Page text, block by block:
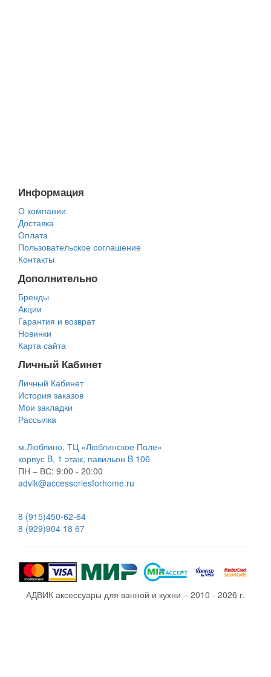
Информация
О компании
Доставка
Оплата
Пользовательское соглашение
Контакты
Дополнительно
Бренды
Акции
Гарантия и возврат
Новинки
Карта сайта
Личный Кабинет
Личный Кабинет
История заказов
Мои закладки
Рассылка
м.Люблино, ТЦ «Люблинское Поле»
корпус B, 1 этаж, павильон B 106
ПН – ВС: 9:00 - 20:00
advik@accessoriesforhome.ru
8 (915)450-62-64
8 (929)904 18 67
АДВИК аксессуары для ванной и кухни – 2010 - 2026 г.